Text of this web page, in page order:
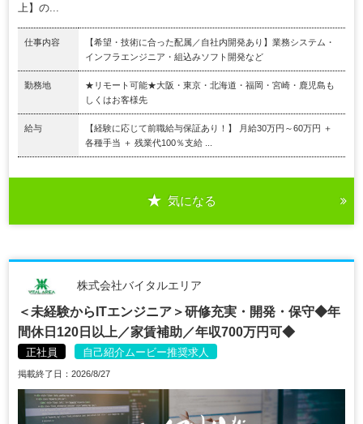
上】の...
仕事内容
【希望・技術に合った配属／自社内開発あり】業務システム・
インフラエンジニア・組込みソフト開発など
勤務地
★リモート可能★大阪・東京・北海道・福岡・宮崎・鹿児島も
しくはお客様先
給与
【経験に応じて前職給与保証あり！】 月給30万円～60万円 ＋
各種手当 ＋ 残業代100％支給 ...
気になる
株式会社バイタルエリア
＜未経験からITエンジニア＞研修充実・開発・保守◆年
間休日120日以上／家賃補助／年収700万円可◆
正社員 自己紹介ムービー推奨求人
掲載終了日：2026/8/27